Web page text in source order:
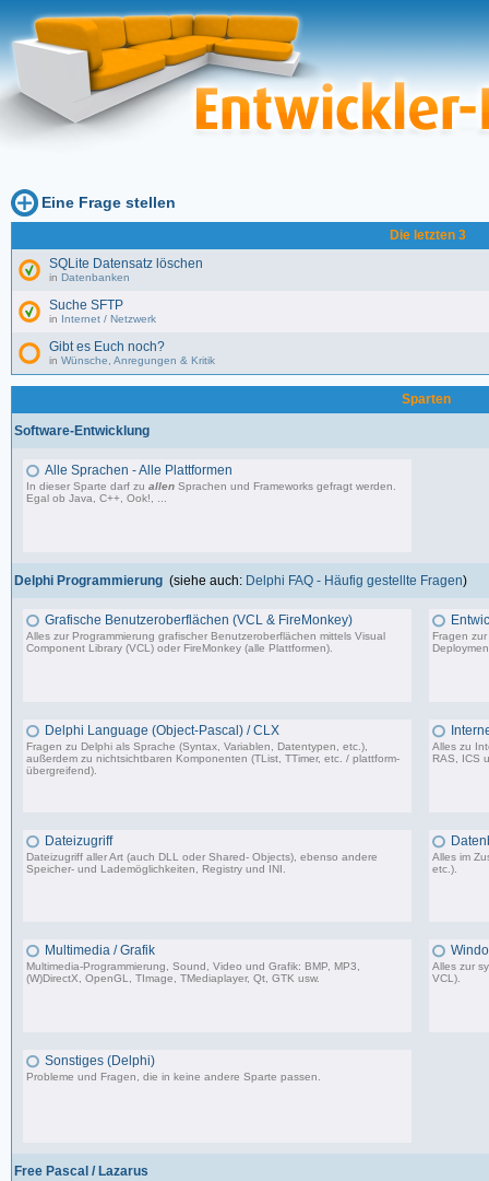
Eine Frage stellen
Die letzten 3
SQLite Datensatz löschen
in Datenbanken
Suche SFTP
in Internet / Netzwerk
Gibt es Euch noch?
in Wünsche, Anregungen & Kritik
Sparten
Software-Entwicklung
Alle Sprachen - Alle Plattformen
In dieser Sparte darf zuallen Sprachen und Frameworks gefragt werden.
Egal ob Java, C++, Ook!, ...
Delphi Programmierung (siehe auch: Delphi FAQ - Häufig gestellte Fragen)
Grafische Benutzeroberflächen (VCL & FireMonkey)
Alles zur Programmierung grafischer Benutzeroberflächen mittels Visual
Component Library (VCL) oder FireMonkey (alle Plattformen).
Fragen
Delphi Language (Object-Pascal) / CLX
Fragen zu Delphi als Sprache (Syntax, Variablen, Datentypen, etc.),
außerdem zu nichtsichtbaren Komponenten (TList, TTimer, etc. / plattform-
übergreifend).
Alles zu
RAS, ICS
Dateizugriff
Dateizugriff aller Art (auch DLL oder Shared- Objects), ebenso andere
Speicher- und Lademöglichkeiten, Registry und INI.
Alles im
etc.).
Multimedia / Grafik
Multimedia-Programmierung, Sound, Video und Grafik: BMP, MP3,
(W)DirectX, OpenGL, TImage, TMediaplayer, Qt, GTK usw.
Alles zur
VCL).
Sonstiges (Delphi)
Probleme und Fragen, die in keine andere Sparte passen.
Free Pascal / Lazarus